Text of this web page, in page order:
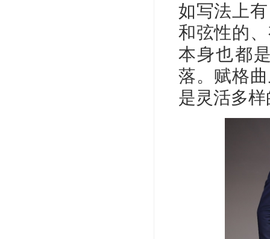
如写法上
和弦性的
本身也都
落。赋格
是灵活多样